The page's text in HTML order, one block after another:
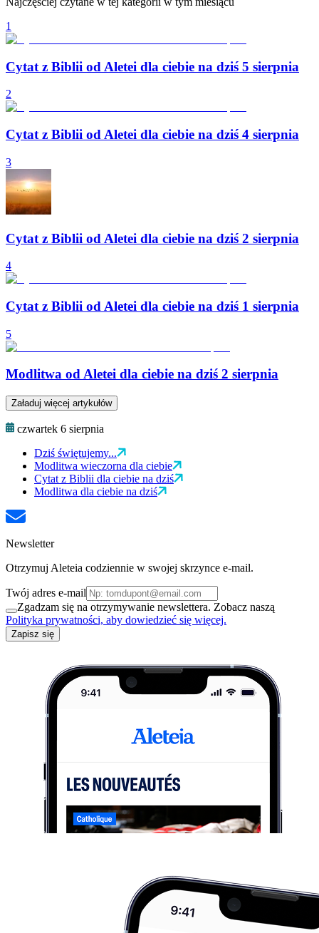
1
Cytat z Biblii od Aletei dla ciebie na dziś 5 sierpnia
2
Cytat z Biblii od Aletei dla ciebie na dziś 4 sierpnia
3
Cytat z Biblii od Aletei dla ciebie na dziś 2 sierpnia
4
Cytat z Biblii od Aletei dla ciebie na dziś 1 sierpnia
5
Modlitwa od Aletei dla ciebie na dziś 2 sierpnia
Załaduj więcej artykułów
czwartek 6 sierpnia
Dziś świętujemy...
Modlitwa wieczorna dla ciebie
Cytat z Biblii dla ciebie na dziś
Modlitwa dla ciebie na dziś
Newsletter
Otrzymuj Aleteia codziennie w swojej skrzynce e-mail.
Twój adres e-mail
Zgadzam się na otrzymywanie newslettera. Zobacz naszą
Polityka prywatności, aby dowiedzieć się więcej.
Zapisz się